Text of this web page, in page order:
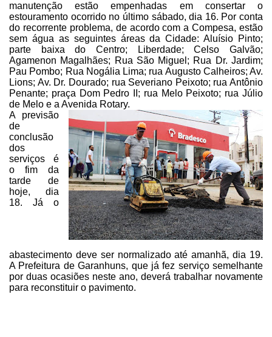
manutenção estão empenhadas em consertar o
estouramento ocorrido no últimosábado, dia 16. Por conta
do recorrente problema, de acordo com a Compesa, estão
sem água as seguintes áreas da Cidade: Aluísio Pinto;
parte baixa do Centro; Liberdade; Celso Galvão;
Agamenon Magalhães; Rua São Miguel; Rua Dr. Jardim;
Pau Pombo; Rua Nogália Lima; rua Augusto Calheiros; Av.
Lions; Av. Dr. Dourado; rua Severiano Peixoto; rua Antônio
Penante; praça Dom Pedro II; rua MeloPeixoto; rua Júlio
de Melo e a Avenida Rotary.
A previsão
de
conclusão
dos
serviços é
o fim da
tarde de
hoje, dia
18. Já o
abastecimento deve ser normalizado até amanhã, dia 19.
A Prefeitura deGaranhuns, que já fez serviço semelhante
por duas ocasiões neste ano, deverá trabalhar novamente
para reconstituir o pavimento.